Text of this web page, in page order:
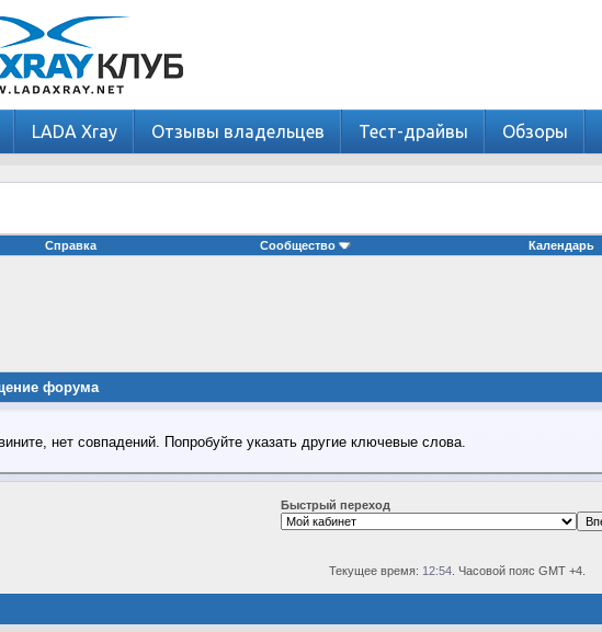
LADA Xray Отзывы владельцев Тест-драйвы Обзоры
Справка Сообщество Календарь
форума
нет совпадений. Попробуйте указать другие ключевые слова.
Быстрый переход
Текущее время: 12:54 . Часовой пояс GMT +4.